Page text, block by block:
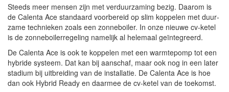
Steeds meer mensen zijn met verduurzaming bezig. Daarom is
de Calenta Ace standaard voorbereid op slim koppelen met duur­
zame technieken zoals een zonneboiler. In onze nieuwe cv-ketel
is de zonneboilerregeling namelijk al helemaal geïntegreerd.
De Calenta Ace is ook te koppelen met een warmtepomp tot een
hybride systeem. Dat kan bij aanschaf, maar ook nog in een later
stadium bij uitbreiding van de installatie. De Calenta Ace is hoe
dan ook Hybrid Ready en daarmee de cv-ketel van de toekomst.